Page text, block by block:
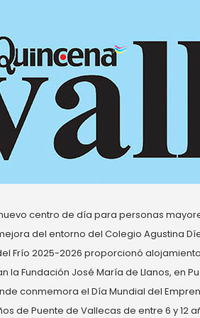
centro de día para personas
del entorno del Colegio Agustina
Frío 2025-2026 proporcionó
la Fundación José María de Llanos, en
conmemora el Día Mundial del
de Puente de Vallecas de entre 6 y